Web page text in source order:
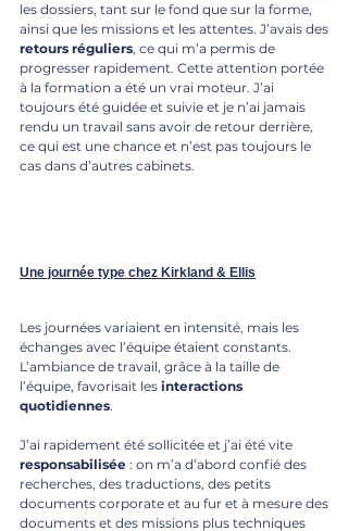
les dossiers, tant sur le fond que sur la forme,
ainsi que les missions et les attentes. J’avais des
retours réguliers, ce qui m’a permis de
progresser rapidement. Cette attention portée
à la formation a été un vrai moteur. J’ai
toujours été guidée et suivie et je n’ai jamais
rendu un travail sans avoir de retour derrière,
ce qui est une chance et n’est pas toujours le
cas dans d’autres cabinets.
Une journée type chez Kirkland & Ellis
Les journées variaient en intensité, mais les
échanges avec l’équipe étaient constants.
L’ambiance de travail, grâce à la taille de
l’équipe, favorisait les interactions
quotidiennes.
J’ai rapidement été sollicitée et j’ai été vite
responsabilisée : on m’a d’abord confié des
recherches, des traductions, des petits
documents corporate et au fur et à mesure des
documents et des missions plus techniques